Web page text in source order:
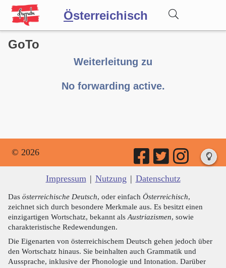
Österreichisch
Wörterbuch
GoTo
Weiterleitung zu
No forwarding active.
© 2026
Impressum | Nutzung | Datenschutz
Das österreichische Deutsch, oder einfach Österreichisch,
zeichnet sich durch besondere Merkmale aus. Es besitzt einen
einzigartigen Wortschatz, bekannt als Austriazismen, sowie
charakteristische Redewendungen.
Die Eigenarten von österreichischem Deutsch gehen jedoch über
den Wortschatz hinaus. Sie beinhalten auch Grammatik und
Aussprache, inklusive der Phonologie und Intonation. Darüber